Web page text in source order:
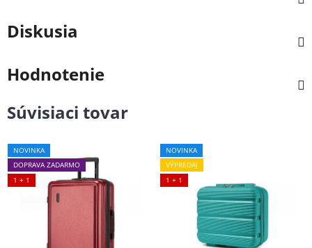
Diskusia
Hodnotenie
Súvisiaci tovar
NOVINKA
DOPRAVA ZADARMO
1 + 1
NOVINKA
VÝPREDAJ
1 + 1